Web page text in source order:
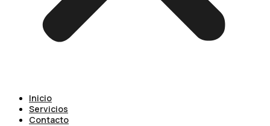
Inicio
Servicios
Contacto